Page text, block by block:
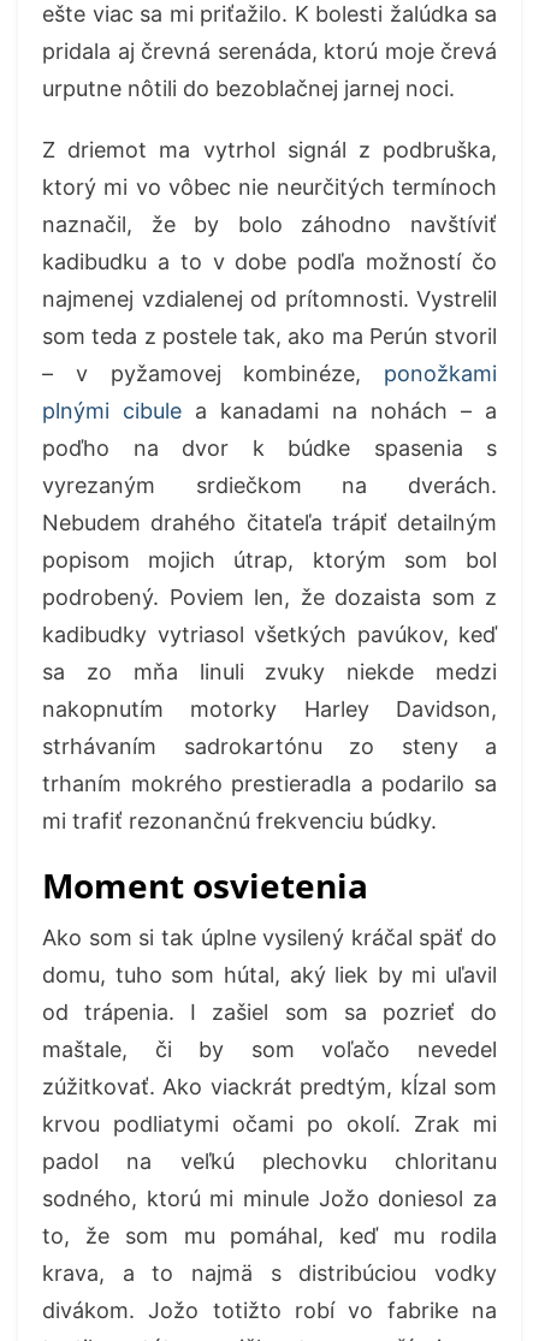
ešte viac sa mi priťažilo. K bolesti žalúdka sa
pridala aj črevná serenáda, ktorú moje črevá
urputne nôtili do bezoblačnej jarnej noci.
Z driemot ma vytrhol signál z podbruška,
ktorý mi vo vôbec nie neurčitých termínoch
naznačil, že by bolo záhodno navštíviť
kadibudku a to v dobe podľa možností čo
najmenej vzdialenej od prítomnosti. Vystrelil
som teda z postele tak, ako ma Perún stvoril
– v pyžamovej kombinéze, ponožkami
plnými cibule a kanadami na nohách – a
poďho na dvor k búdke spasenia s
vyrezaným srdiečkom na dverách.
Nebudem drahého čitateľa trápiť detailným
popisom mojich útrap, ktorým som bol
podrobený. Poviem len, že dozaista som z
kadibudky vytriasol všetkých pavúkov, keď
sa zo mňa linuli zvuky niekde medzi
nakopnutím motorky Harley Davidson,
strhávaním sadrokartónu zo steny a
trhaním mokrého prestieradla a podarilo sa
mi trafiť rezonančnú frekvenciu búdky.
Moment osvietenia
Ako som si tak úplne vysilený kráčal späť do
domu, tuho som hútal, aký liek by mi uľavil
od trápenia. I zašiel som sa pozrieť do
maštale, či by som voľačo nevedel
zúžitkovať. Ako viackrát predtým, kĺzal som
krvou podliatymi očami po okolí. Zrak mi
padol na veľkú plechovku chloritanu
sodného, ktorú mi minule Jožo doniesol za
to, že som mu pomáhal, keď mu rodila
krava, a to najmä s distribúciou vodky
divákom. Jožo totižto robí vo fabrike na